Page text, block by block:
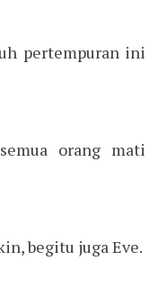
pertempuran ini
orang mati
begitu juga Eve.